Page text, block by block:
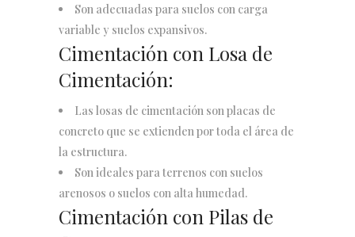
Son adecuadas para suelos con carga
variable y suelos expansivos.
Cimentación con Losa de
Cimentación:
Las losas de cimentación son placas de
concreto que se extienden por toda el área de
la estructura.
Son ideales para terrenos con suelos
arenosos o suelos con alta humedad.
Cimentación con Pilas de